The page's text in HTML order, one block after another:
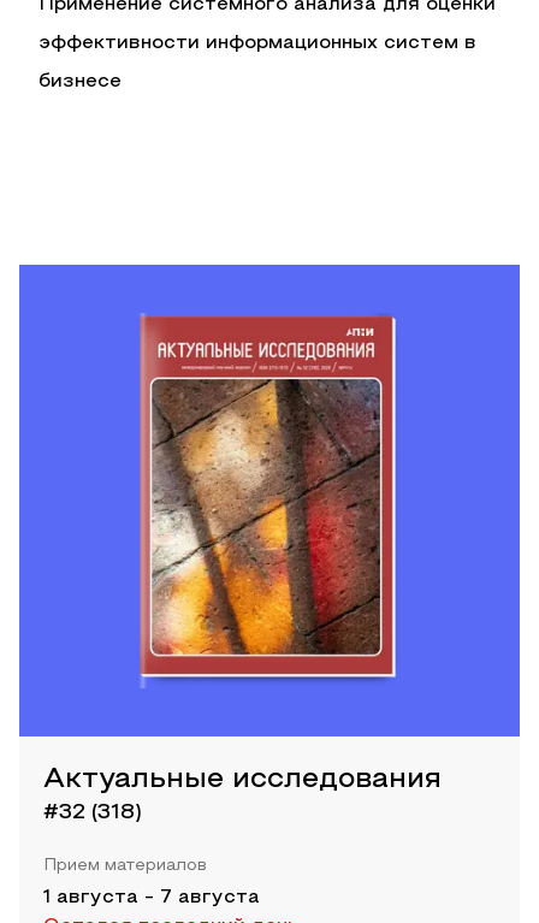
Применение системного анализа для оценки
эффективности информационных систем в
бизнесе
Актуальные исследования
#32 (318)
Прием материалов
1 августа - 7 августа